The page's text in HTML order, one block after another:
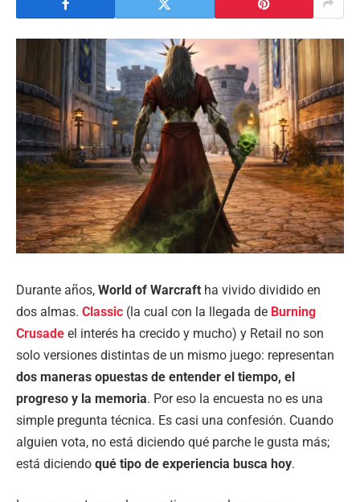
Durante años, World of Warcraft ha vivido dividido en
dos almas. Classic (la cual con la llegada de Burning
Crusade el interés ha crecido y mucho) y Retail no son
solo versiones distintas de un mismo juego: representan
dos maneras opuestas de entender el tiempo, el
progreso y la memoria. Por eso la encuesta no es una
simple pregunta técnica. Es casi una confesión. Cuando
alguien vota, no está diciendo qué parche le gusta más;
está diciendo qué tipo de experiencia busca hoy.